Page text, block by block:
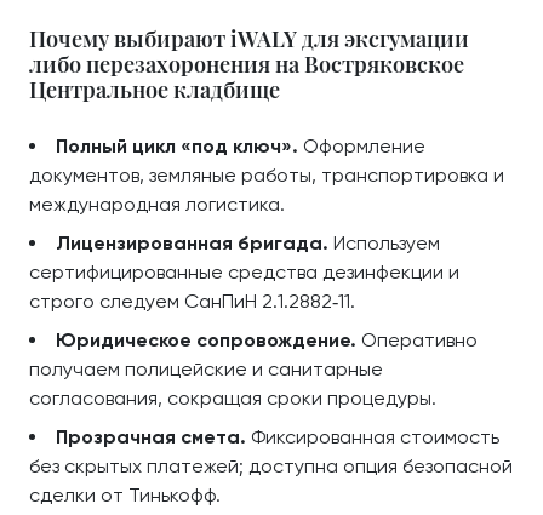
Почему выбирают iWALY для эксгумации
либо перезахоронения на Востряковское
Центральное кладбище
Полный цикл «под ключ». Оформление
документов, земляные работы, транспортировка и
международная логистика.
Лицензированная бригада. Используем
сертифицированные средства дезинфекции и
строго следуем СанПиН 2.1.2882‑11.
Юридическое сопровождение. Оперативно
получаем полицейские и санитарные
согласования, сокращая сроки процедуры.
Прозрачная смета. Фиксированная стоимость
без скрытых платежей; доступна опция безопасной
сделки от Тинькофф.